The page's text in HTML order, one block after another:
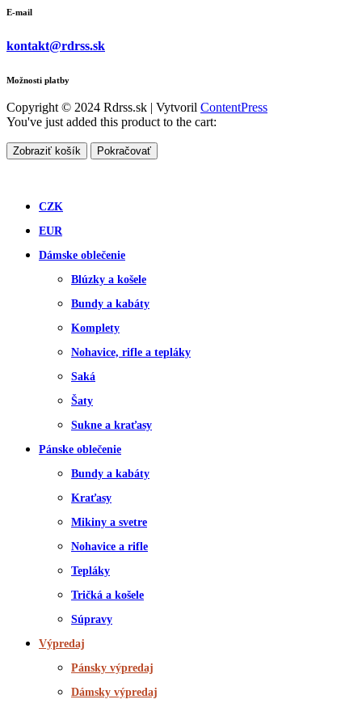
E-mail
kontakt@rdrss.sk
Možnosti platby
Copyright © 2024 Rdrss.sk | Vytvoril ContentPress
You've just added this product to the cart:
Zobraziť košík Pokračovať
CZK
EUR
Dámske oblečenie
Blúzky a košele
Bundy a kabáty
Komplety
Nohavice, rifle a tepláky
Saká
Šaty
Sukne a kraťasy
Pánske oblečenie
Bundy a kabáty
Kraťasy
Mikiny a svetre
Nohavice a rifle
Tepláky
Tričká a košele
Súpravy
Výpredaj
Pánsky výpredaj
Dámsky výpredaj